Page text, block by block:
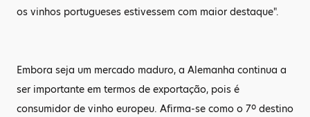
os vinhos portugueses estivessem com maior destaque".
Embora seja um mercado maduro, a Alemanha continua a
ser importante em termos de exportação, pois é
consumidor de vinho europeu. Afirma-se como o 7º destino